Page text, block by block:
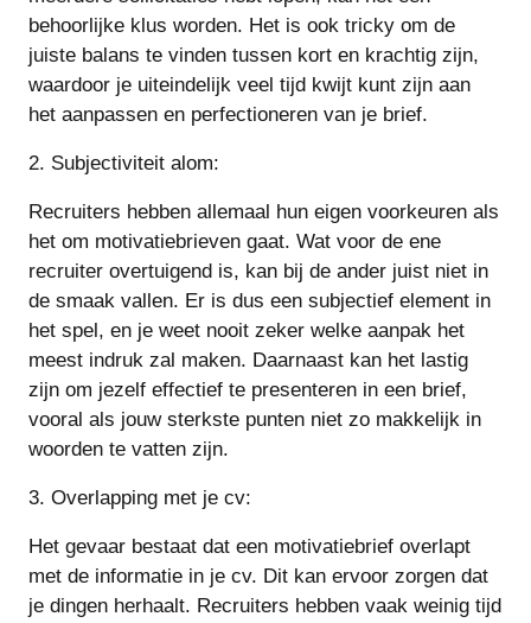
behoorlijke klus worden. Het is ook tricky om de
juiste balans te vinden tussen kort en krachtig zijn,
waardoor je uiteindelijk veel tijd kwijt kunt zijn aan
het aanpassen en perfectioneren van je brief.
2. Subjectiviteit alom:
Recruiters hebben allemaal hun eigen voorkeuren als
het om motivatiebrieven gaat. Wat voor de ene
recruiter overtuigend is, kan bij de ander juist niet in
de smaak vallen. Er is dus een subjectief element in
het spel, en je weet nooit zeker welke aanpak het
meest indruk zal maken. Daarnaast kan het lastig
zijn om jezelf effectief te presenteren in een brief,
vooral als jouw sterkste punten niet zo makkelijk in
woorden te vatten zijn.
3. Overlapping met je cv:
Het gevaar bestaat dat een motivatiebrief overlapt
met de informatie in je cv. Dit kan ervoor zorgen dat
je dingen herhaalt. Recruiters hebben vaak weinig tijd